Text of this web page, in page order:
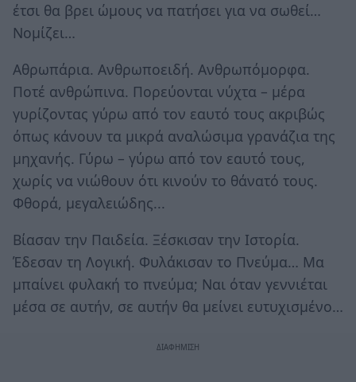
έτσι θα βρει ώμους να πατήσει για να σωθεί…
Νομίζει…
Αθρωπάρια. Ανθρωποειδή. Ανθρωπόμορφα.
Ποτέ ανθρώπινα. Πορεύονται νύχτα – μέρα
γυρίζοντας γύρω από τον εαυτό τους ακριβώς
όπως κάνουν τα μικρά αναλώσιμα γρανάζια της
μηχανής. Γύρω – γύρω από τον εαυτό τους,
χωρίς να νιώθουν ότι κινούν το θάνατό τους.
Φθορά, μεγαλειώδης...
Βίασαν την Παιδεία. Ξέσκισαν την Ιστορία.
Έδεσαν τη Λογική. Φυλάκισαν το Πνεύμα… Μα
μπαίνει φυλακή το πνεύμα; Ναι όταν γεννιέται
μέσα σε αυτήν, σε αυτήν θα μείνει ευτυχισμένο…